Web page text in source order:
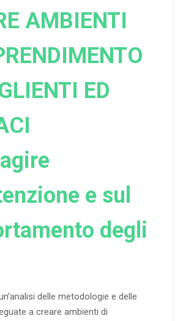
AMBIENTI
ED
e sul
degli
delle metodologie e delle
a creare ambienti di